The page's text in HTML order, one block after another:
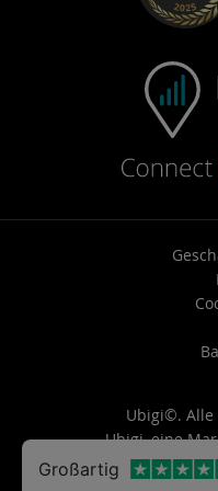
Ubigi©. Alle
Ubigi, eine
Großartig